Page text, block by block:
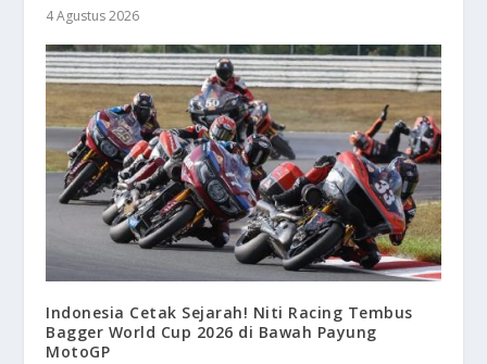
4 Agustus 2026
Indonesia Cetak Sejarah! Niti Racing Tembus
Bagger World Cup 2026 di Bawah Payung
MotoGP